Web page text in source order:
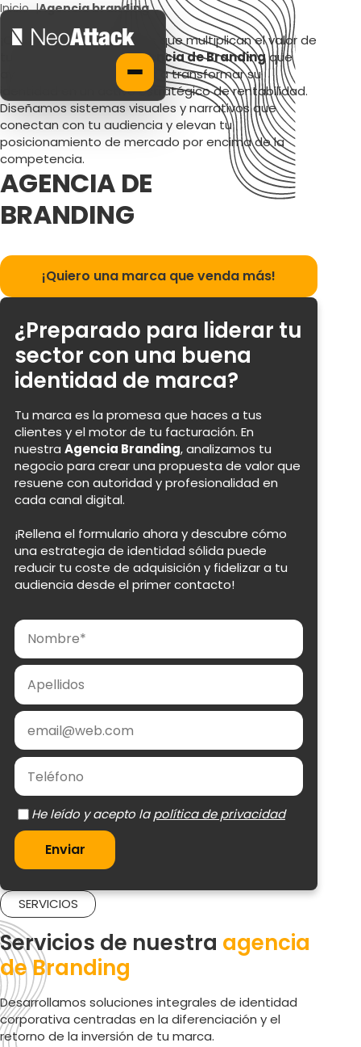
Inicio |Agencia branding
AGENCIA DE
BRANDING
¡Construimos identidades que multiplican el valor de
tu negocio! Somos laAgencia de Brandingque
ayuda a empresas líderes a transformar su
identidad en un activo estratégico de rentabilidad.
Diseñamos sistemas visuales y narrativos que
conectan con tu audiencia y elevan tu
posicionamiento de mercado por encima de la
competencia.
¡Quiero una marca que venda más!
¿Preparado para liderar tu
sector con una buena
identidad de marca?
Tu marca es la promesa que haces a tus
clientes y el motor de tu facturación. En
nuestraAgencia Branding, analizamos tu
negocio para crear una propuesta de valor que
resuene con autoridad y profesionalidad en
cada canal digital.
¡Rellena el formulario ahora y descubre cómo
una estrategia de identidad sólida puede
reducir tu coste de adquisición y fidelizar a tu
audiencia desde el primer contacto!
política de privacidad
Enviar
SERVICIOS
Servicios de nuestra agencia
de Branding
Desarrollamos soluciones integrales de identidad
corporativa centradas en la diferenciación y el
retorno de la inversión de tu marca.